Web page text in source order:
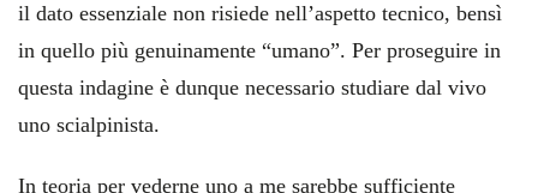
il dato essenziale non risiede nell’aspetto tecnico, bensì
in quello più genuinamente “umano”. Per proseguire in
questa indagine è dunque necessario studiare dal vivo
uno scialpinista.
In teoria per vederne uno a me sarebbe sufficiente